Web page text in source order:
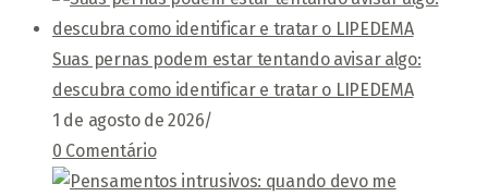
Suas pernas podem estar tentando avisar algo:
descubra como identificar e tratar o LIPEDEMA
1 de agosto de 2026/
0 Comentário